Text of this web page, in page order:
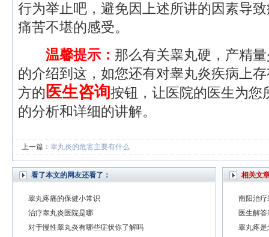
行为举止吧，避免因上述所讲的因素导
痛苦不堪的感受。
温馨提示： 那么有关睾丸硬，产精
的介绍到这，如您还有对睾丸炎疾病上
方的 医生咨询按钮，让医院的医生为您
的分析和详细的讲解。
上一篇： 睾丸炎的危害主要有什么
看了本文的网友还看了：
睾丸疼痛的保健小常识
治疗睾丸炎医院是哪
对于慢性睾丸炎有哪些症状你了解吗
相关文
南阳治疗
医生解
睾丸疼是